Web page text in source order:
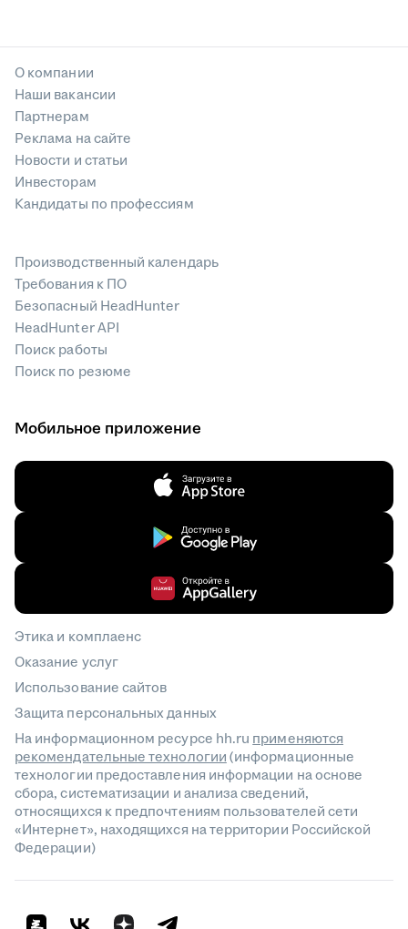
О компании
Наши вакансии
Партнерам
Реклама на сайте
Новости и статьи
Инвесторам
Кандидаты по профессиям
Производственный календарь
Требования к ПО
Безопасный HeadHunter
HeadHunter API
Поиск работы
Поиск по резюме
Мобильное приложение
Этика и комплаенс
Оказание услуг
Использование сайтов
Защита персональных данных
На информационном ресурсе hh.ru применяются
рекомендательные технологии(информационные
технологии предоставления информации на основе
сбора, систематизации и анализа сведений,
относящихся к предпочтениям пользователей сети
«Интернет», находящихся на территории Российской
Федерации)